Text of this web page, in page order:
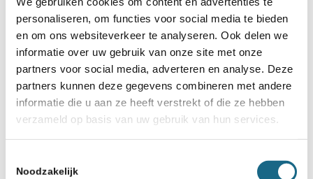
personaliseren, om functies voor social media te bieden
en om ons websiteverkeer te analyseren. Ook delen we
informatie over uw gebruik van onze site met onze
partners voor social media, adverteren en analyse. Deze
partners kunnen deze gegevens combineren met andere
informatie die u aan ze heeft verstrekt of die ze hebben
verzameld op basis van uw gebruik van hun services.
Noodzakelijk
22 december 2021
150 jaar KNSB – Denk mee!
Schaken.nl wordt mede mogelijk gemaakt